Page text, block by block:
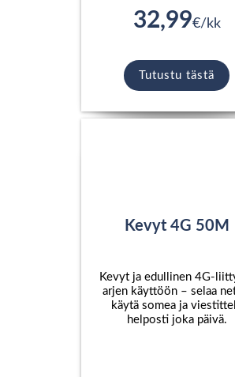
32,99€/kk
Tutustu tästä
Kevyt 4G 50M
Kevyt ja edullinen 4G-
arjen käyttöön – selaa
käytä somea ja
helposti joka päivä.